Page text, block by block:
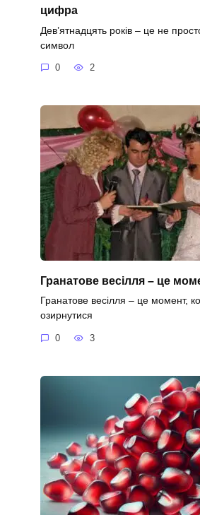
цифра
Дев’ятнадцять років – це не
символ
0 2
Гранатове весілля – це
Гранатове весілля – це момент,
озирнутися
0 3